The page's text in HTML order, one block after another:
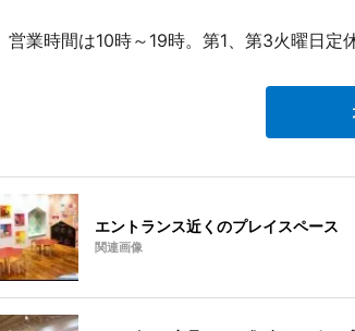
営業時間は10時～19時。第1、第3火曜日定休
エントランス近くのプレイスペース
関連画像